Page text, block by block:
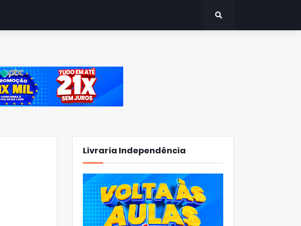
Livraria Independência